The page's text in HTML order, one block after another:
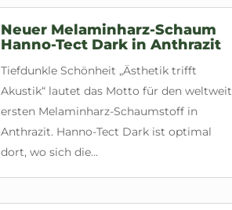
Neuer Melaminharz-Schaum
Hanno-Tect Dark in Anthrazit
Tiefdunkle Schönheit „Ästhetik trifft
Akustik“ lautet das Motto für den weltweit
ersten Melaminharz-Schaumstoff in
Anthrazit. Hanno-Tect Dark ist optimal
dort, wo sich die...